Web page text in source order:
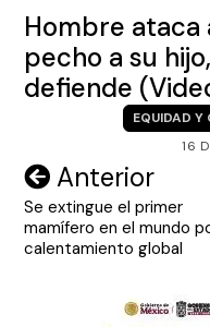
Hombre ataca
pecho a su
defiende
EQUIDAD Y
16
Navegación
de
entradas
Anterior
Se extingue el primer
mamífero en el mundo
calentamiento global